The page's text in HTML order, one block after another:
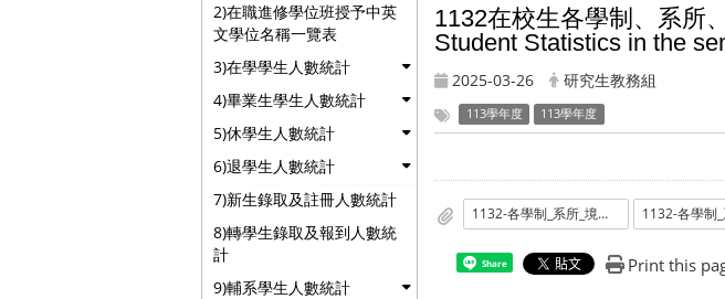
2)在職進修學位班授予中英
文學位名稱一覽表
3)在學學生人數統計
4)畢業生學生人數統計
5)休學生人數統計
6)退學生人數統計
7)新生錄取及註冊人數統計
8)轉學生錄取及報到人數統
計
9)輔系學生人數統計
1132在校生各學制、系所
Student Statistics in the
2025-03-26 研究生教務組
113學年度 113學年度
1132-各學制_系所_境內外在校生人數-研究生.ods
Share Print this